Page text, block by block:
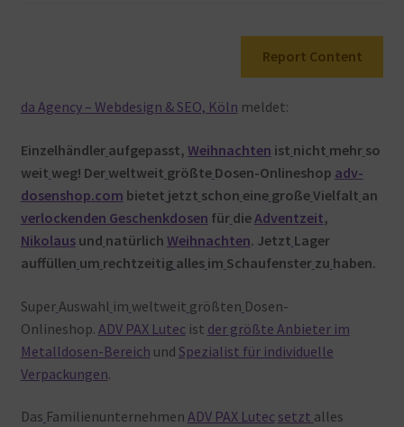
Report Content
da Agency – Webdesign & SEO, Köln meldet:
Einzelhändler aufgepasst, Weihnachten ist nicht mehr so
weit weg! Der weltweit größte Dosen-Onlineshop adv-
dosenshop.com bietet jetzt schon eine großeVielfalt an
verlockenden Geschenkdosen für dieAdventzeit,
Nikolausund natürlich Weihnachten. Jetzt Lager
auffüllen um rechtzeitig alles im Schaufenster zu haben.
Super Auswahl im weltweit größten Dosen-
Onlineshop. ADV PAX Lutecist der größte Anbieter im
Metalldosen-Bereich und Spezialist für individuelle
Verpackungen.
Das Familienunternehmen ADV PAX Lutec setzt alles